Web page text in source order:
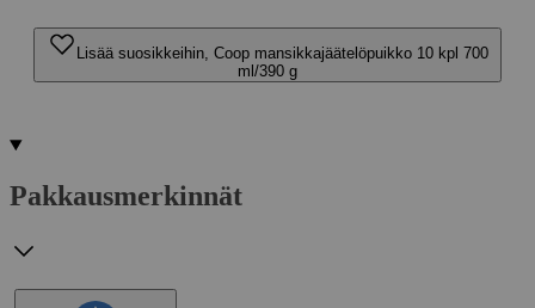
Lisää suosikkeihin, Coop mansikkajäätelöpuikko 10 kpl 700
ml/390 g
Pakkausmerkinnät